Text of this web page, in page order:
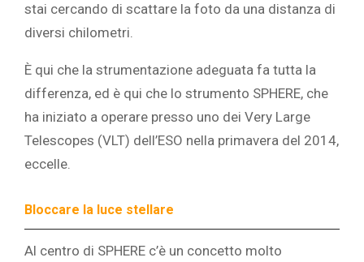
stai cercando di scattare la foto da una distanza di
diversi chilometri.
È qui che la strumentazione adeguata fa tutta la
differenza, ed è qui che lo strumento SPHERE, che
ha iniziato a operare presso uno dei Very Large
Telescopes (VLT) dell’ESO nella primavera del 2014,
eccelle.
Bloccare la luce stellare
Al centro di SPHERE c’è un concetto molto